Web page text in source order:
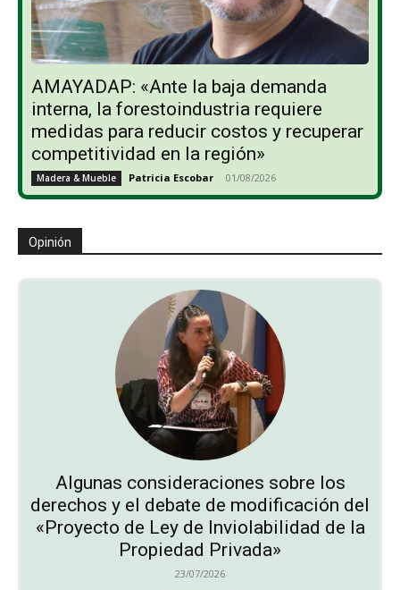
AMAYADAP: «Ante la baja demanda
interna, la forestoindustria requiere
medidas para reducir costos y recuperar
competitividad en la región»
Madera & Mueble Patricia Escobar - 01/08/2026
Opinión
Algunas consideraciones sobre los
derechos y el debate de modificación del
«Proyecto de Ley de Inviolabilidad de la
Propiedad Privada»
23/07/2026